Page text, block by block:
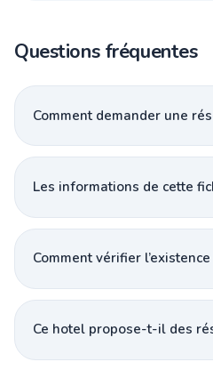
Questions fréquentes
Comment demander une
Les informations de cette
Comment vérifier
Ce hotel propose-t-il des